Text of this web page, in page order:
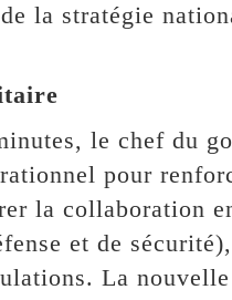
la stratégie
le chef du
pour
la collaboration
et de
La